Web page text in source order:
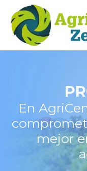
En
mejor